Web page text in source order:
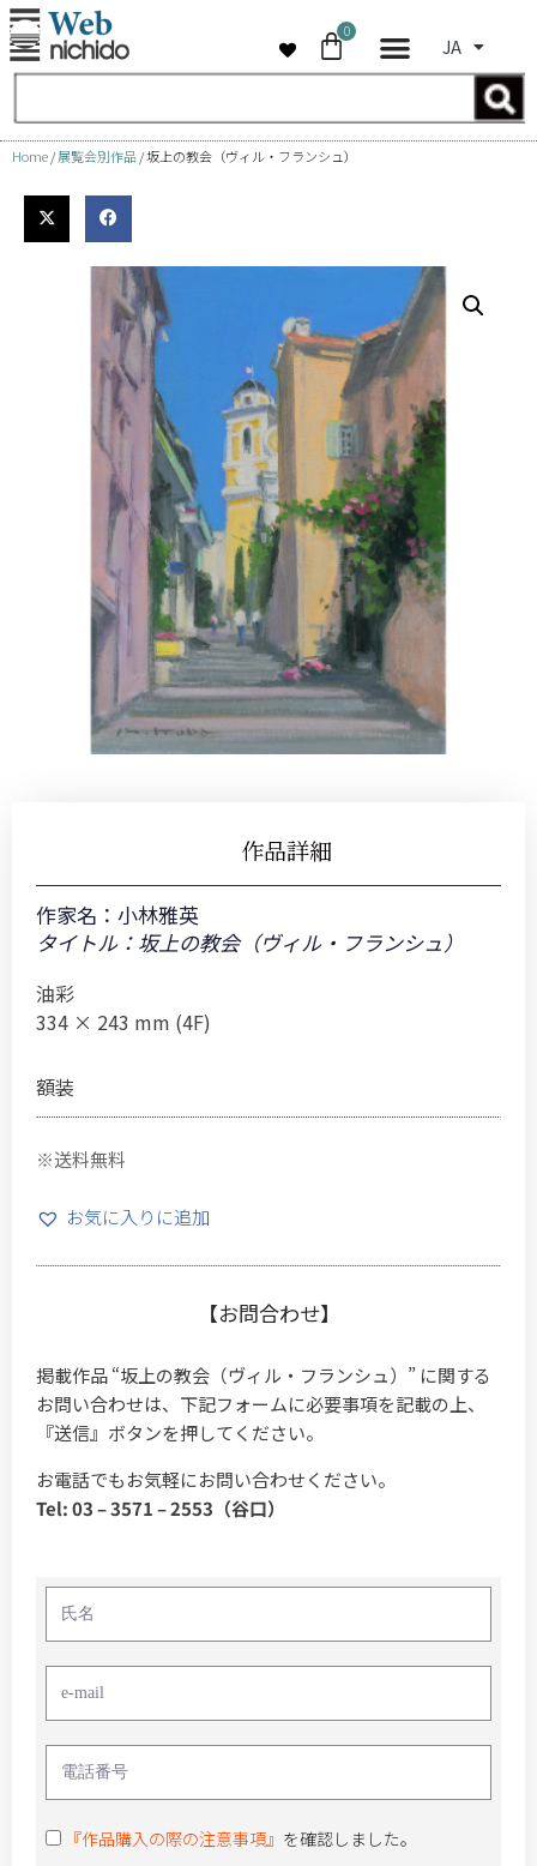
コ
テ
ン
ス
0
JA
Home/展覧会別作品 / 坂上の教会（ヴィル・フランシュ）
作品詳細
作家名： 小林雅英
タイトル：坂上の教会（ヴィル・フランシュ）
油彩
334 × 243 mm (4F)
額装
※送料無料
お気に入りに追加
【お問合わせ】
掲載作品 “坂上の教会（ヴィル・フランシュ）” に関する
お問い合わせは、下記フォームに必要事項を記載の上、
『送信』ボタンを押してください。
お電話でもお気軽にお問い合わせください。
Tel: 03 – 3571 – 2553（谷口）
『作品購入の際の注意事項』 を確認しました。